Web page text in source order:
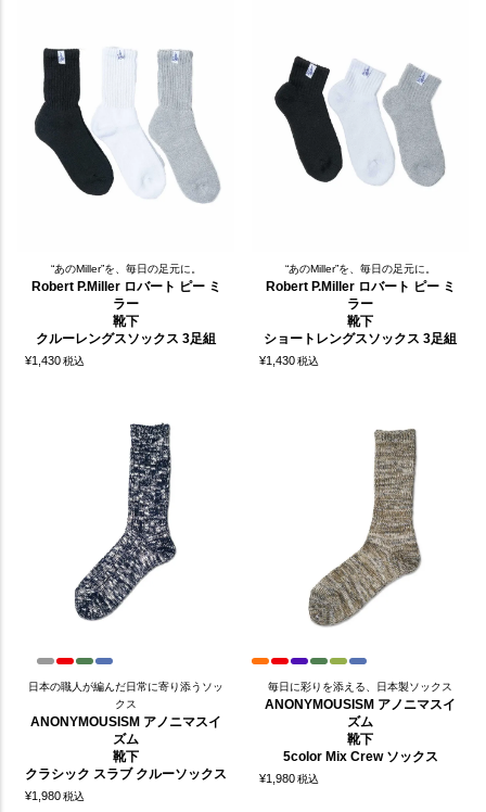
“あのMiller”を、毎日の足元に。
Robert P.Miller ロバート ピー ミ
ラー
靴下
クルーレングスソックス 3足組
¥1,430税込
“あのMiller”を、毎日の足元に。
Robert P.Miller ロバート ピー ミ
ラー
靴下
ショートレングスソックス 3足組
¥1,430税込
日本の職人が編んだ日常に寄り添うソッ
クス
ANONYMOUSISM アノニマスイ
ズム
靴下
クラシック スラブ クルーソックス
¥1,980税込
毎日に彩りを添える、日本製ソックス
ANONYMOUSISM アノニマスイ
ズム
靴下
5color Mix Crew ソックス
¥1,980税込